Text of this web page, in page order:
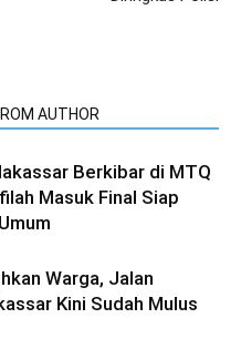
AUTHOR
Berkibar di MTQ
Masuk Final Siap
Warga, Jalan
Kini Sudah Mulus